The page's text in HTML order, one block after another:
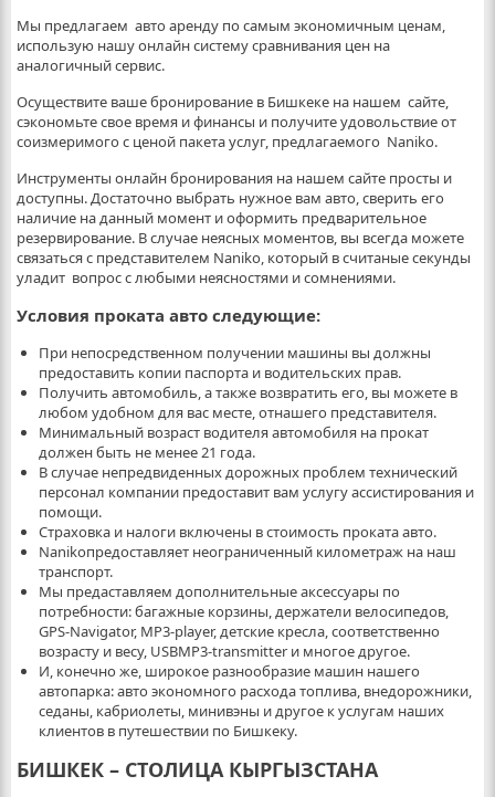
Мы предлагаем авто аренду по самым экономичным ценам,
использую нашу онлайн систему сравнивания цен на
аналогичный сервис.
Осуществите ваше бронирование в Бишкеке на нашем сайте,
сэкономьте свое время и финансы и получите удовольствие от
соизмеримого с ценой пакета услуг, предлагаемого Naniko.
Инструменты онлайн бронирования на нашем сайте просты и
доступны. Достаточно выбрать нужное вам авто, сверить его
наличие на данный момент и оформить предварительное
резервирование. В случае неясных моментов, вы всегда можете
связаться с представителем Naniko, который в считаные секунды
уладит вопрос с любыми неясностями и сомнениями.
Условия проката авто следующие:
При непосредственном получении машины вы должны
предоставить копии паспорта и водительских прав.
Получить автомобиль, а также возвратить его, вы можете в
любом удобном для вас месте, отнашего представителя.
Минимальный возраст водителя автомобиля на прокат
должен быть не менее 21 года.
В случае непредвиденных дорожных проблем технический
персонал компании предоставит вам услугу ассистирования и
помощи.
Страховка и налоги включены в стоимость проката авто.
Nanikoпредоставляет неограниченный километраж на наш
транспорт.
Мы предаставляем дополнительные аксессуары по
потребности: багажные корзины, держатели велосипедов,
GPS-Navigator, MP3-player, детские кресла, соответственно
возрасту и весу, USBMP3-transmitter и многое другое.
И, конечно же, широкое разнообразие машин нашего
автопарка: авто экономного расхода топлива, внедорожники,
седаны, кабриолеты, минивэны и другое к услугам наших
клиентов в путешествии по Бишкеку.
БИШКЕК – СТОЛИЦА КЫРГЫЗСТАНА